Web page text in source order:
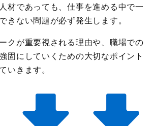
材であっても、仕事を進める中で一
きない問題が必ず発生します。
クが重要視される理由や、職場での
固にしていくための大切なポイント
いきます。